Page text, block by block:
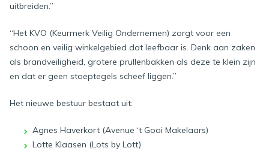
uitbreiden.”
“Het KVO (Keurmerk Veilig Ondernemen) zorgt voor een
schoon en veilig winkelgebied dat leefbaar is. Denk aan zaken
als brandveiligheid, grotere prullenbakken als deze te klein zijn
en dat er geen stoeptegels scheef liggen.”
Het nieuwe bestuur bestaat uit:
Agnes Haverkort (Avenue ‘t Gooi Makelaars)
Lotte Klaasen (Lots by Lott)